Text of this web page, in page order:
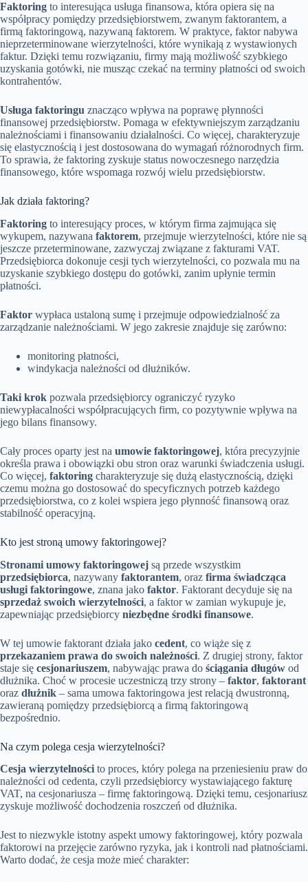
Faktoring to interesująca usługa finansowa, która opiera się na
współpracy pomiędzy przedsiębiorstwem, zwanym faktorantem, a
firmą faktoringową, nazywaną faktorem. W praktyce, faktor nabywa
nieprzeterminowane wierzytelności, które wynikają z wystawionych
faktur. Dzięki temu rozwiązaniu, firmy mają możliwość szybkiego
uzyskania gotówki, nie musząc czekać na terminy płatności od swoich
kontrahentów.
Usługa faktoringu znacząco wpływa na poprawę płynności
finansowej przedsiębiorstw. Pomaga w efektywniejszym zarządzaniu
należnościami i finansowaniu działalności. Co więcej, charakteryzuje
się elastycznością i jest dostosowana do wymagań różnorodnych firm.
To sprawia, że faktoring zyskuje status nowoczesnego narzędzia
finansowego, które wspomaga rozwój wielu przedsiębiorstw.
Jak działa faktoring?
Faktoring to interesujący proces, w którym firma zajmująca się
wykupem, nazywana faktorem, przejmuje wierzytelności, które nie są
jeszcze przeterminowane, zazwyczaj związane z fakturami VAT.
Przedsiębiorca dokonuje cesji tych wierzytelności, co pozwala mu na
uzyskanie szybkiego dostępu do gotówki, zanim upłynie termin
płatności.
Faktor wypłaca ustaloną sumę i przejmuje odpowiedzialność za
zarządzanie należnościami. W jego zakresie znajduje się zarówno:
monitoring płatności,
windykacja należności od dłużników.
Taki krok pozwala przedsiębiorcy ograniczyć ryzyko
niewypłacalności współpracujących firm, co pozytywnie wpływa na
jego bilans finansowy.
Cały proces oparty jest na umowie faktoringowej, która precyzyjnie
określa prawa i obowiązki obu stron oraz warunki świadczenia usługi.
Co więcej, faktoring charakteryzuje się dużą elastycznością, dzięki
czemu można go dostosować do specyficznych potrzeb każdego
przedsiębiorstwa, co z kolei wspiera jego płynność finansową oraz
stabilność operacyjną.
Kto jest stroną umowy faktoringowej?
Stronami umowy faktoringowej są przede wszystkim
przedsiębiorca, nazywany faktorantem, oraz firma świadcząca
usługi faktoringowe, znana jako faktor. Faktorant decyduje się na
sprzedaż swoich wierzytelności, a faktor w zamian wykupuje je,
zapewniając przedsiębiorcy niezbędne środki finansowe.
W tej umowie faktorant działa jako cedent, co wiąże się z
przekazaniem prawa do swoich należności. Z drugiej strony, faktor
staje się cesjonariuszem, nabywając prawa do ściągania długów od
dłużnika. Choć w procesie uczestniczą trzy strony – faktor, faktorant
oraz dłużnik – sama umowa faktoringowa jest relacją dwustronną,
zawieraną pomiędzy przedsiębiorcą a firmą faktoringową
bezpośrednio.
Na czym polega cesja wierzytelności?
Cesja wierzytelności to proces, który polega na przeniesieniu praw do
należności od cedenta, czyli przedsiębiorcy wystawiającego fakturę
VAT, na cesjonariusza – firmę faktoringową. Dzięki temu, cesjonariusz
zyskuje możliwość dochodzenia roszczeń od dłużnika.
Jest to niezwykle istotny aspekt umowy faktoringowej, który pozwala
faktorowi na przejęcie zarówno ryzyka, jak i kontroli nad płatnościami.
Warto dodać, że cesja może mieć charakter: